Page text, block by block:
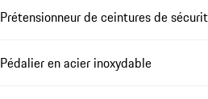
Prétensionneur de ceintures de
Pédalier en acier inoxydable